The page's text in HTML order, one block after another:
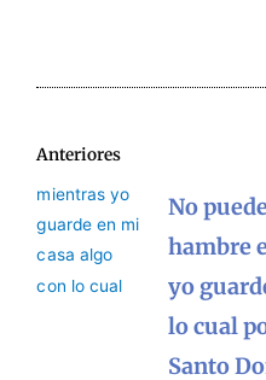
Anteriores
No
hambre
yo
lo cual
Santo